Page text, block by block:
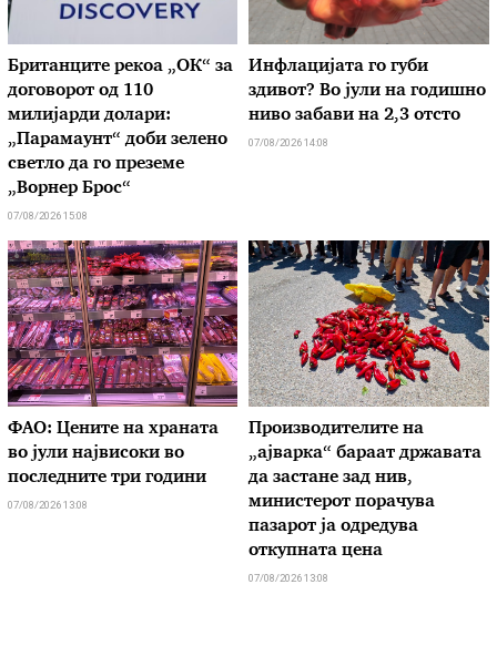
Британците рекоа „ОК“ за
договорот од 110
милијарди долари:
„Парамаунт“ доби зелено
светло да го преземе
„Ворнер Брос“
07/08/2026 15:08
Инфлацијата го губи
здивот? Во јули на годишно
ниво забави на 2,3 отсто
07/08/2026 14:08
ФАО: Цените на храната
во јули највисоки во
последните три години
07/08/2026 13:08
Производителите на
„ајварка“ бараат државата
да застане зад нив,
министерот порачува
пазарот ја одредува
откупната цена
07/08/2026 13:08